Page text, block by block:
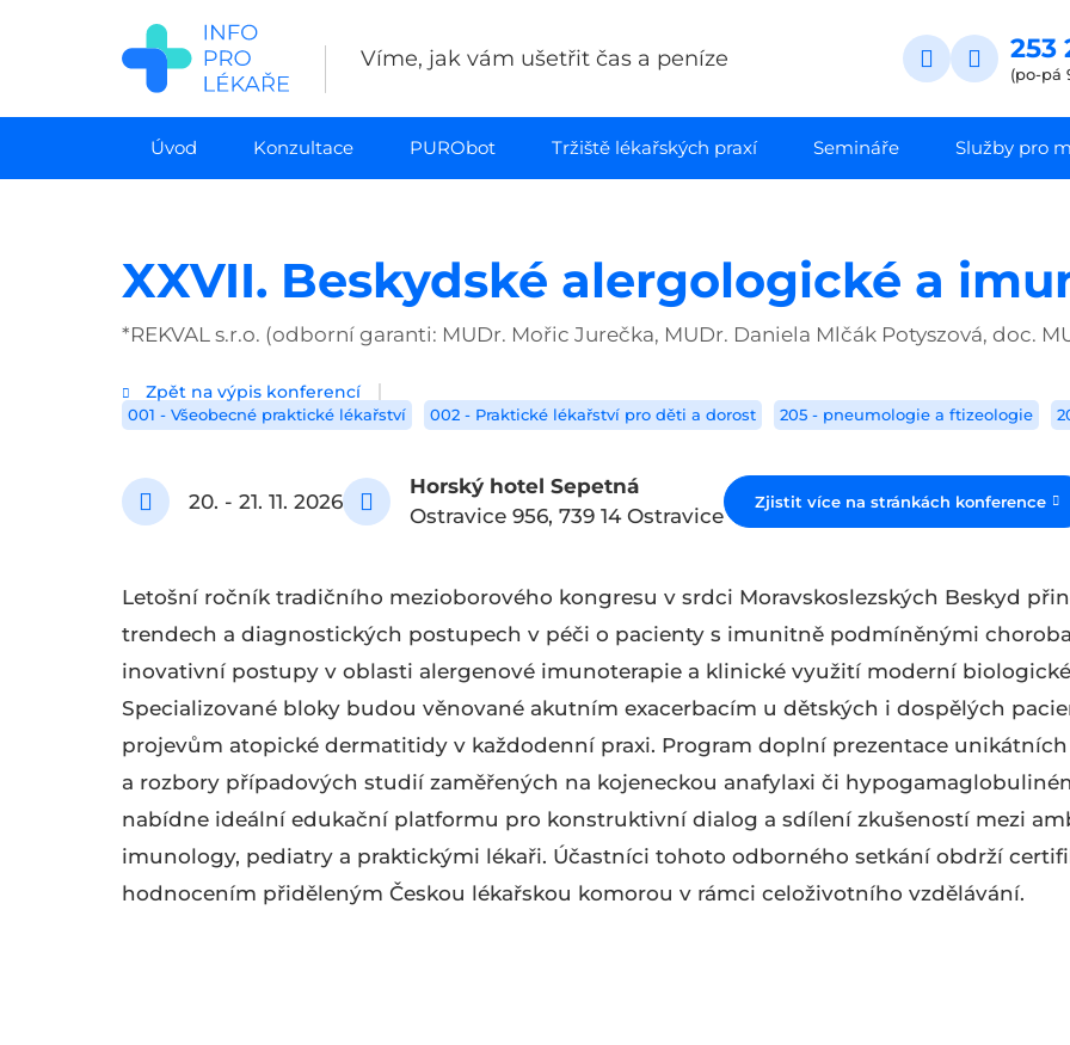
Víme, jak vám ušetřit čas a peníze 253
(po-pá
Úvod Konzultace PURObot Tržiště lékařských praxí Semináře Služby pro
XXVII. Beskydské alergologické a
*REKVAL s.r.o. (odborní garanti: MUDr. Mořic Jurečka, MUDr. Daniela Mlčák Potyszová, doc.
Zpět na výpis konferencí
001 - Všeobecné praktické lékařství 002 - Praktické lékařství pro děti a dorost 205 - pneumologie a ftizeologie
20. - 21. 11. 2026
Horský hotel Sepetná
Ostravice 956, 739 14 Ostravice
Zjistit více na stránkách konference
Letošní ročník tradičního mezioborového kongresu v srdci Moravskoslezských Beskyd
trendech a diagnostických postupech v péči o pacienty s imunitně podmíněnými
inovativní postupy v oblasti alergenové imunoterapie a klinické využití moderní
Specializované bloky budou věnované akutním exacerbacím u dětských i dospělých
projevům atopické dermatitidy v každodenní praxi. Program doplní prezentace
a rozbory případových studií zaměřených na kojeneckou anafylaxi či
nabídne ideální edukační platformu pro konstruktivní dialog a sdílení zkušeností mezi
imunology, pediatry a praktickými lékaři. Účastníci tohoto odborného setkání obdrží
hodnocením přiděleným Českou lékařskou komorou v rámci celoživotního vzdělávání.